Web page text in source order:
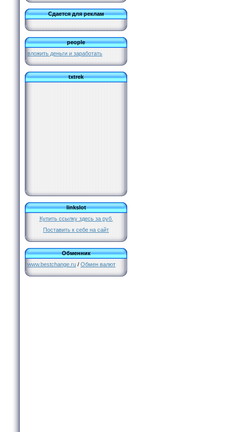
Сдается для реклам
people
вложить деньги и заработать
txtrek
linkslot
Купить ссылку здесь за руб.
Поставить к себе на сайт
Обменник
www.bestchange.ru / Обмен валют